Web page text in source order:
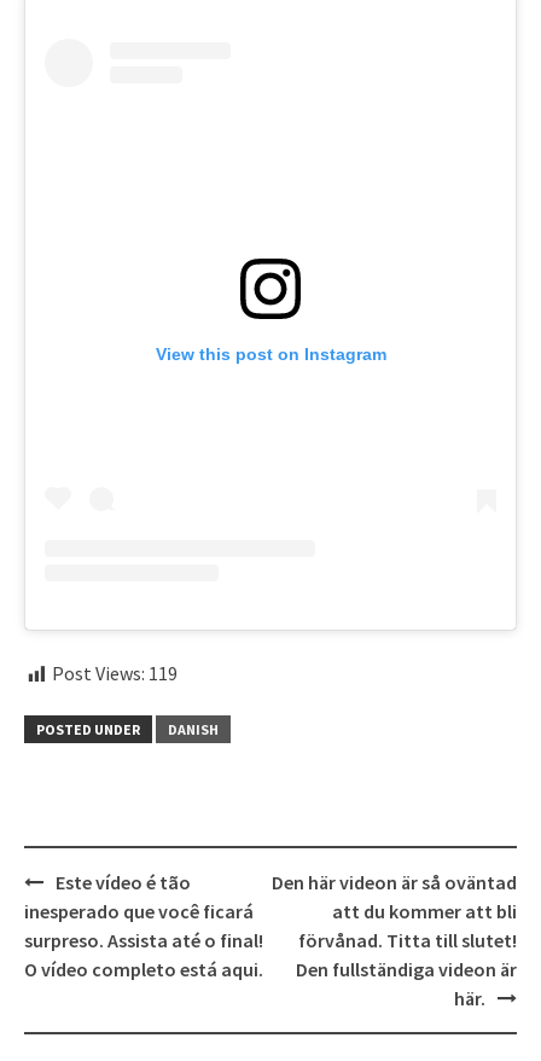
View this post on Instagram
Post Views: 119
POSTED UNDER DANISH
Post
navigation
Este vídeo é tão
inesperado que você ficará
surpreso. Assista até o final!
O vídeo completo está aqui.
Den här videon är så oväntad
att du kommer att bli
förvånad. Titta till slutet!
Den fullständiga videon är
här.